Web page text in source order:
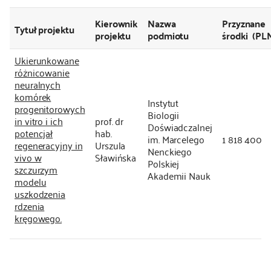
Tytuł projektu Kierownik
projektu
Nazwa
podmiotu
Przyznane
środki
Ukierunkowane
różnicowanie
neuralnych
komórek
progenitorowych
in vitro i ich
potencjał
regeneracyjny in
vivo w
szczurzym
modelu
uszkodzenia
rdzenia
kręgowego.
prof. dr
hab.
Urszula
Sławińska
Instytut
Biologii
Doświadczalnej
im. Marcelego
Nenckiego
Polskiej
Akademii Nauk
1 818 400